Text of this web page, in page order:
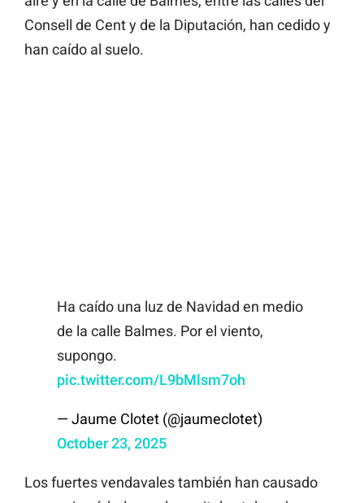
Consell de Cent y de la Diputación, han cedido y
han caído al suelo.
Ha caído una luz de Navidad en medio
de la calle Balmes. Por el viento,
supongo.
pic.twitter.com/L9bMlsm7oh
— Jaume Clotet (@jaumeclotet)
October 23, 2025
Los fuertes vendavales también han causado